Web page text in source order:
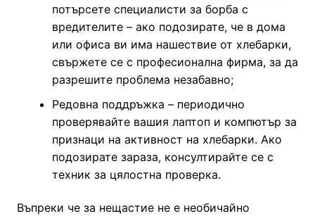
потърсете специалисти за борба с
вредителите – ако подозирате, че в дома
или офиса ви има нашествие от хлебарки,
свържете се с професионална фирма, за да
разрешите проблема незабавно;
Редовна поддръжка – периодично
проверявайте вашия лаптоп и компютър за
признаци на активност на хлебарки. Ако
подозирате зараза, консултирайте се с
техник за цялостна проверка.
Въпреки че за нещастие не е необичайно